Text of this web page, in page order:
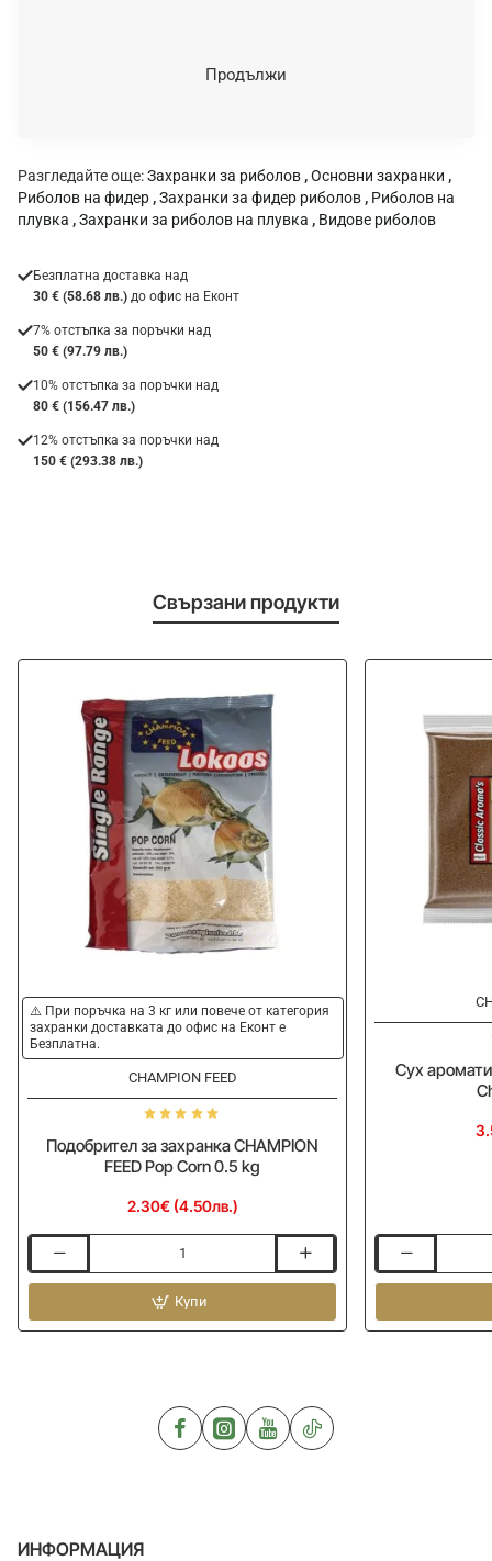
Продължи
Разгледайте още:Захранки за риболов ,Основни захранки ,
Риболов на фидер ,Захранки за фидер риболов , Риболов на
плувка ,Захранки за риболов на плувка , Видове риболов
Безплатна доставка над
30 € (58.68 лв.) до офис на Еконт
7% отстъпка за поръчки над
50 € (97.79 лв.)
10% отстъпка за поръчки над
80 € (156.47 лв.)
12% отстъпка за поръчки над
150 € (293.38 лв.)
Свързани продукти
⚠️ При поръчка на 3 кг или повече от категория
захранки доставката до офис на Еконт е
Безплатна.
CHAMPION FEED
Подобрител за захранка CHAMPION
FEED Pop Corn 0.5 kg
2.30€ (4.50лв.)
за
CHAMPION
Купи
Сух
ароматизатор
FEED
ИНФОРМАЦИЯ